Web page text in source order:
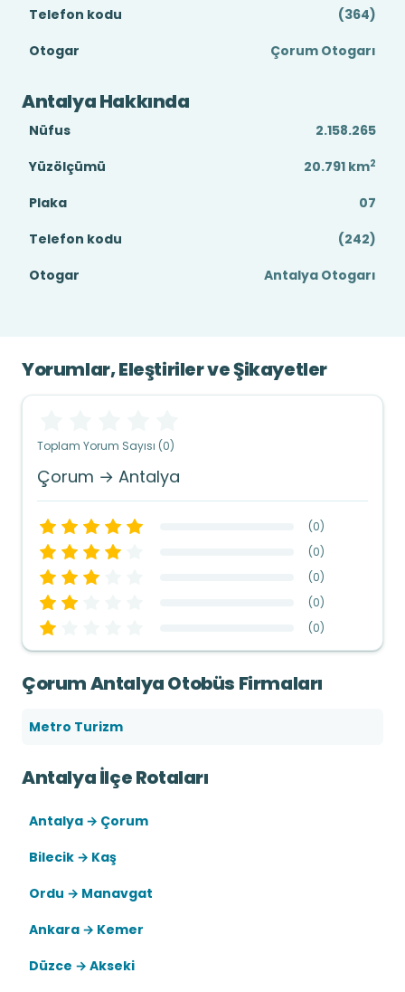
Telefon kodu
(364)
Otogar
Çorum Otogarı
Antalya Hakkında
Nüfus
2.158.265
Yüzölçümü
20.791 km2
Plaka
07
Telefon kodu
(242)
Otogar
Antalya Otogarı
Yorumlar, Eleştiriler ve Şikayetler
Toplam Yorum Sayısı (0)
Çorum → Antalya
(0)
(0)
(0)
(0)
(0)
Çorum Antalya Otobüs Firmaları
Metro Turizm
Antalya İlçe Rotaları
Antalya → Çorum
Bilecik → Kaş
Ordu → Manavgat
Ankara → Kemer
Düzce → Akseki